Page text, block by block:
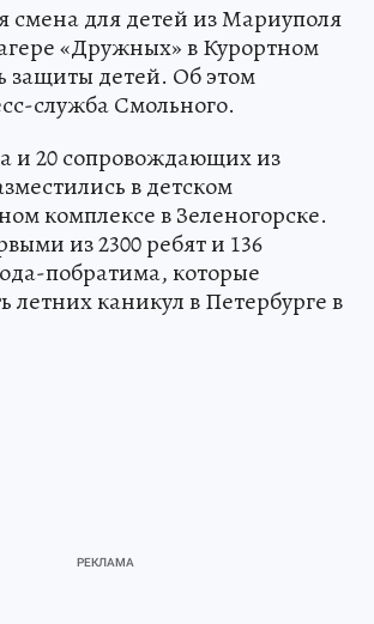
смена для детей из Мариуполя
«Дружных» в Курортном
защиты детей. Об этом
служба Смольного.
и 20 сопровождающих из
в детском
комплексе в Зеленогорске.
из 2300 ребят и 136
побратима, которые
летних каникул в Петербурге в